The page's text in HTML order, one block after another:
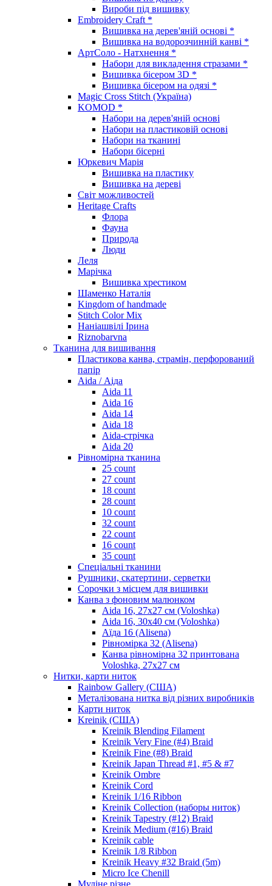
Вироби під вишивку
Embroidery Craft *
Вишивка на дерев'яній основі *
Вишивка на водорозчинній канві *
АртСоло - Натхнення *
Набори для викладення стразами *
Вишивка бісером 3D *
Вишивка бісером на одязі *
Magic Cross Stitch (Україна)
KOMOD *
Набори на дерев'яній основі
Набори на пластиковій основі
Набори на тканині
Набори бісерні
Юркевич Марія
Вишивка на пластику
Вишивка на дереві
Світ можливостей
Heritage Crafts
Флора
Фауна
Природа
Люди
Леля
Марічка
Вишивка хрестиком
Шаменко Наталія
Kingdom of handmade
Stitch Color Mix
Наніашвілі Ірина
Riznobarvna
Тканина для вишивання
Пластикова канва, страмін, перфорований
папір
Aida / Аіда
Aida 11
Aida 16
Aida 14
Aida 18
Aida-стрічка
Aida 20
Рівномірна тканина
25 count
27 count
18 count
28 count
10 count
32 count
22 count
16 count
35 count
Спеціальні тканини
Рушники, скатертини, серветки
Сорочки з місцем для вишивки
Канва з фоновим малюнком
Aida 16, 27х27 см (Voloshka)
Aida 16, 30х40 см (Voloshka)
Аїда 16 (Alisena)
Рівномірка 32 (Alisena)
Канва рівномірна 32 принтована
Voloshka, 27х27 см
Нитки, карти ниток
Rainbow Gallery (США)
Металізована нитка від різних виробників
Карти ниток
Kreinik (США)
Kreinik Blending Filament
Kreinik Very Fine (#4) Braid
Kreinik Fine (#8) Braid
Kreinik Japan Thread #1, #5 & #7
Kreinik Ombre
Kreinik Cord
Kreinik 1/16 Ribbon
Kreinik Collection (наборы ниток)
Kreinik Tapestry (#12) Braid
Kreinik Medium (#16) Braid
Kreinik cable
Kreinik 1/8 Ribbon
Kreinik Heavy #32 Braid (5m)
Micro Ice Chenill
Муліне різне